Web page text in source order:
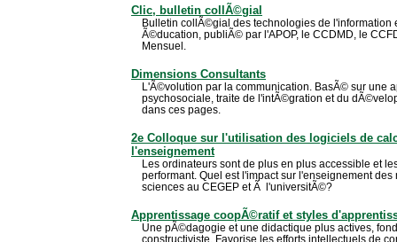
Clic, bulletin collÃ©gial
Bulletin collÃ©gial des technologies de l'information
Ã©ducation, publiÃ© par l'APOP, le CCDMD, le
Mensuel.
Dimensions Consultants
L'Ã©volution par la communication. BasÃ© sur une
psychosociale, traite de l'intÃ©gration et du
dans ces pages.
2e Colloque sur l'utilisation des logiciels de
l'enseignement
Les ordinateurs sont de plus en plus accessible et
performant. Quel est l'impact sur l'enseignement
sciences au CEGEP et Ã l'universitÃ©?
Apprentissage coopÃ©ratif et styles
Une pÃ©dagogie et une didactique plus actives,
constructiviste. Favorise les efforts intellectuels de